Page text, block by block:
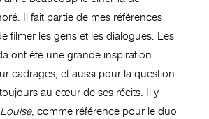
Il fait partie de mes références
filmer les gens et les dialogues. Les
ont été une grande inspiration
cadrages, et aussi pour la question
au cœur de ses récits.
y
, comme référence pour le duo